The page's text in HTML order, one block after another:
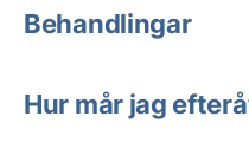
Behandlingar
Hur mår jag